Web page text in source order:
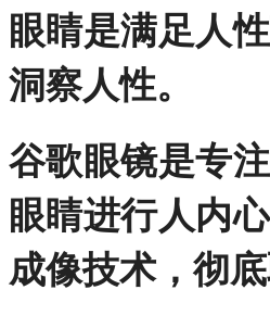
眼睛是满足人
洞察人性。
谷歌眼镜是专
眼睛进行人内
成像技术，彻